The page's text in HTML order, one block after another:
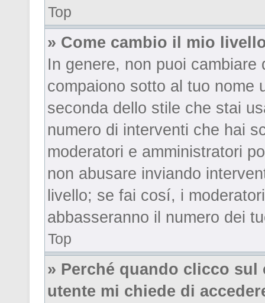
Top
» Come cambio il mio
In genere, non puoi
compaiono sotto al tuo nome
seconda dello stile che stai
numero di interventi che hai
moderatori e amministratori
non abusare inviando
livello; se fai cosí, i
abbasseranno il numero dei
Top
» Perché quando clicco
utente mi chiede di